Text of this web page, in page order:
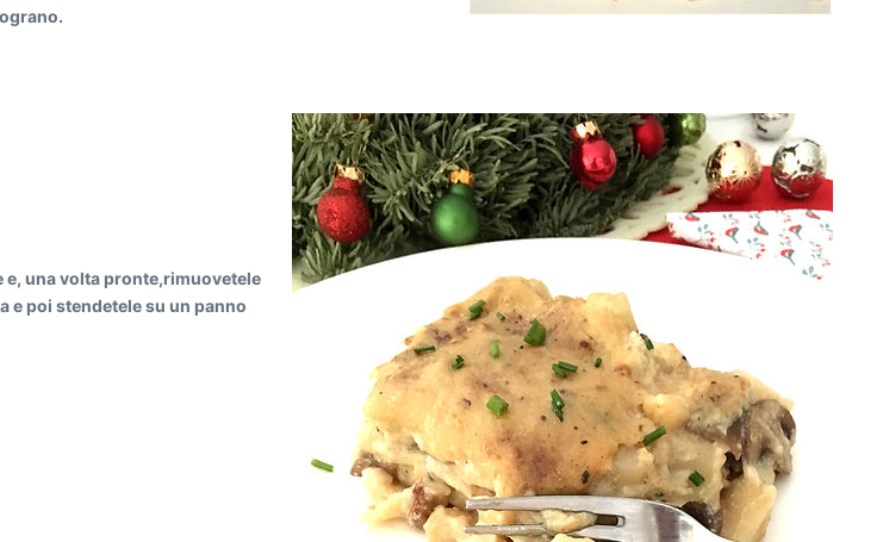
una volta pronte,rimuovetele
e poi stendetele su un panno